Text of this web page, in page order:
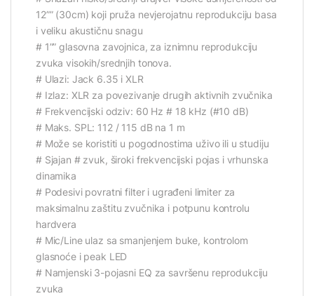
12”” (30cm) koji pruža nevjerojatnu reprodukciju basa
i veliku akustičnu snagu
# 1”” glasovna zavojnica, za iznimnu reprodukciju
zvuka visokih/srednjih tonova.
# Ulazi: Jack 6.35 i XLR
# Izlaz: XLR za povezivanje drugih aktivnih zvučnika
# Frekvencijski odziv: 60 Hz # 18 kHz (#10 dB)
# Maks. SPL: 112 / 115 dB na 1 m
# Može se koristiti u pogodnostima uživo ili u studiju
# Sjajan # zvuk, široki frekvencijski pojas i vrhunska
dinamika
# Podesivi povratni filter i ugrađeni limiter za
maksimalnu zaštitu zvučnika i potpunu kontrolu
hardvera
# Mic/Line ulaz sa smanjenjem buke, kontrolom
glasnoće i peak LED
# Namjenski 3-pojasni EQ za savršenu reprodukciju
zvuka